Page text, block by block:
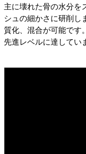
主に壊れた骨の水分を
シュの細かさに研削し
質化、混合が可能です
先進レベルに達してい